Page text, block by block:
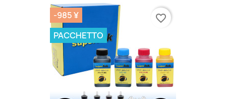
-985 ¥
PACCHETTO
favorite_border